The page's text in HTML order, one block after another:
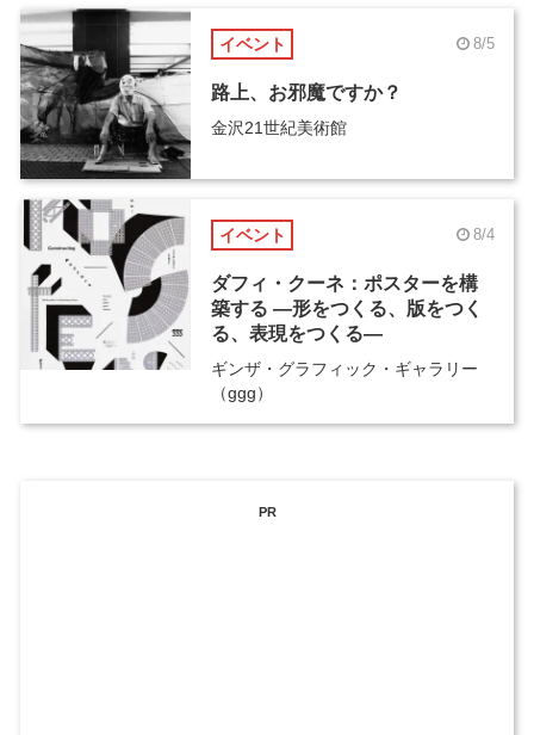
イベント 8/5
路上、お邪魔ですか？
金沢21世紀美術館
イベント 8/4
ダフィ・クーネ：ポスターを構
築する ―形をつくる、版をつく
る、表現をつくる―
ギンザ・グラフィック・ギャラリー
（ggg）
PR